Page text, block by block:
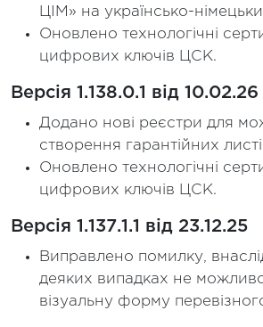
ЦІМ» на українсько-
Оновлено технологічні
цифрових ключів ЦСК.
Версія 1.138.0.1 від 10.02.26
Додано нові реєстри для
створення гарантійних
Оновлено технологічні
цифрових ключів ЦСК.
Версія 1.137.1.1 від 23.12.25
Виправлено помилку,
деяких випадках не
візуальну форму